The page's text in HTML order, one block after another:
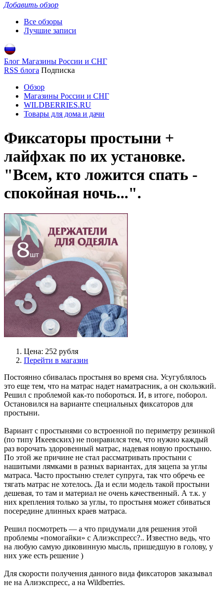
Добавить обзор
Все обзоры
Лучшие записи
Блог Магазины России и СНГ
RSS блога Подписка
Обзор
Магазины России и СНГ
WILDBERRIES.RU
Товары для дома и дачи
Фиксаторы простыни +
лайфхак по их установке.
"Всем, кто ложится спать -
спокойная ночь...".
Цена: 252 рубля
Перейти в магазин
Постоянно сбивалась простыня во время сна. Усугублялось
это еще тем, что на матрас надет наматрасник, а он скользкий.
Решил с проблемой как-то побороться. И, в итоге, поборол.
Остановился на варианте специальных фиксаторов для
простыни.
Вариант с простынями со встроенной по периметру резинкой
(по типу Икеевских) не понравился тем, что нужно каждый
раз ворочать здоровенный матрас, надевая новую простыню.
По этой же причине не стал рассматривать простыни с
нашитыми лямками в разных вариантах, для зацепа за углы
матраса. Часто простыню стелет супруга, так что обречь ее
тягать матрас не хотелось. Да и если модель такой простыни
дешевая, то там и материал не очень качественный. А т.к. у
них крепления только за углы, то простыня может сбиваться
посередине длинных краев матраса.
Решил посмотреть — а что придумали для решения этой
проблемы «помогайки» с Алиэкспресс?.. Известно ведь, что
на любую самую диковинную мысль, пришедшую в голову, у
них уже есть решение )
Для скорости получения данного вида фиксаторов заказывал
не на Алиэкспресс, а на Wildberries.